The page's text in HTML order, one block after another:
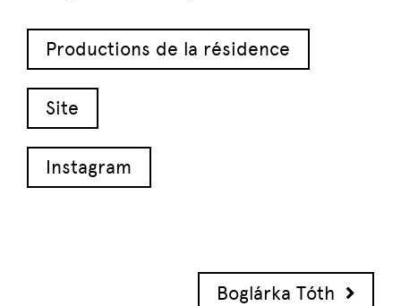
Productions de la résidence
Site
Instagram
Navigation des articles
Boglárka Tóth